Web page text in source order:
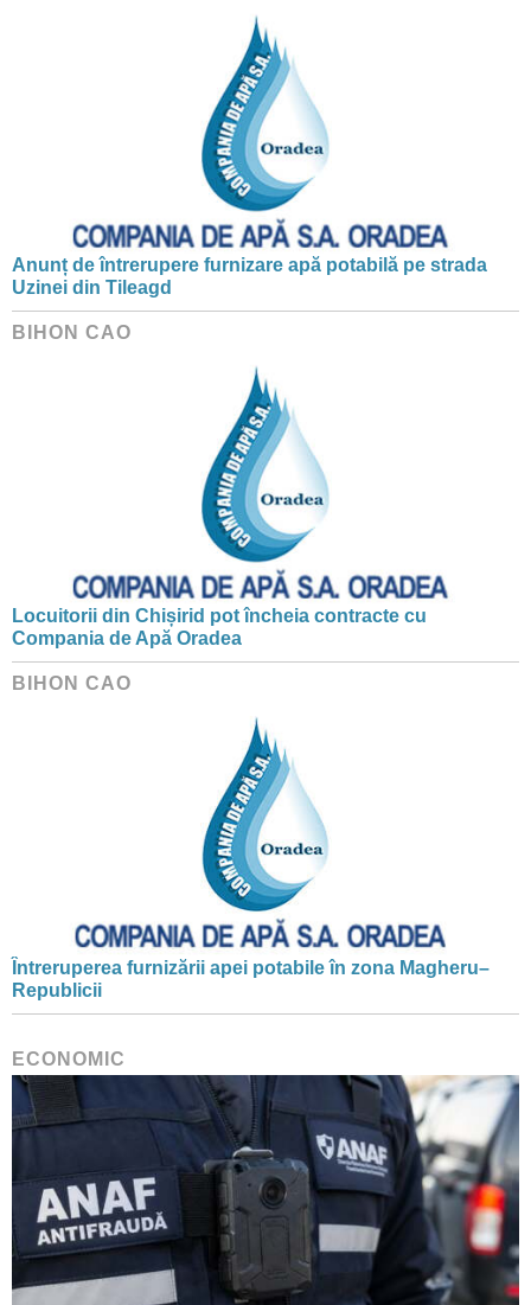
Anunț de întrerupere furnizare apă potabilă pe strada
Uzinei din Tileagd
BIHON CAO
Locuitorii din Chișirid pot încheia contracte cu
Compania de Apă Oradea
BIHON CAO
Întreruperea furnizării apei potabile în zona Magheru–
Republicii
ECONOMIC